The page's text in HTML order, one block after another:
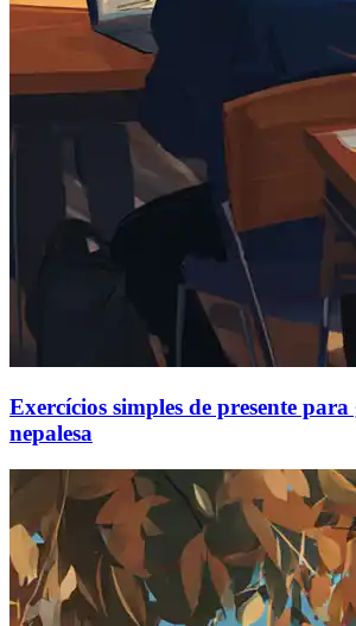
Exercícios simples de presente
nepalesa